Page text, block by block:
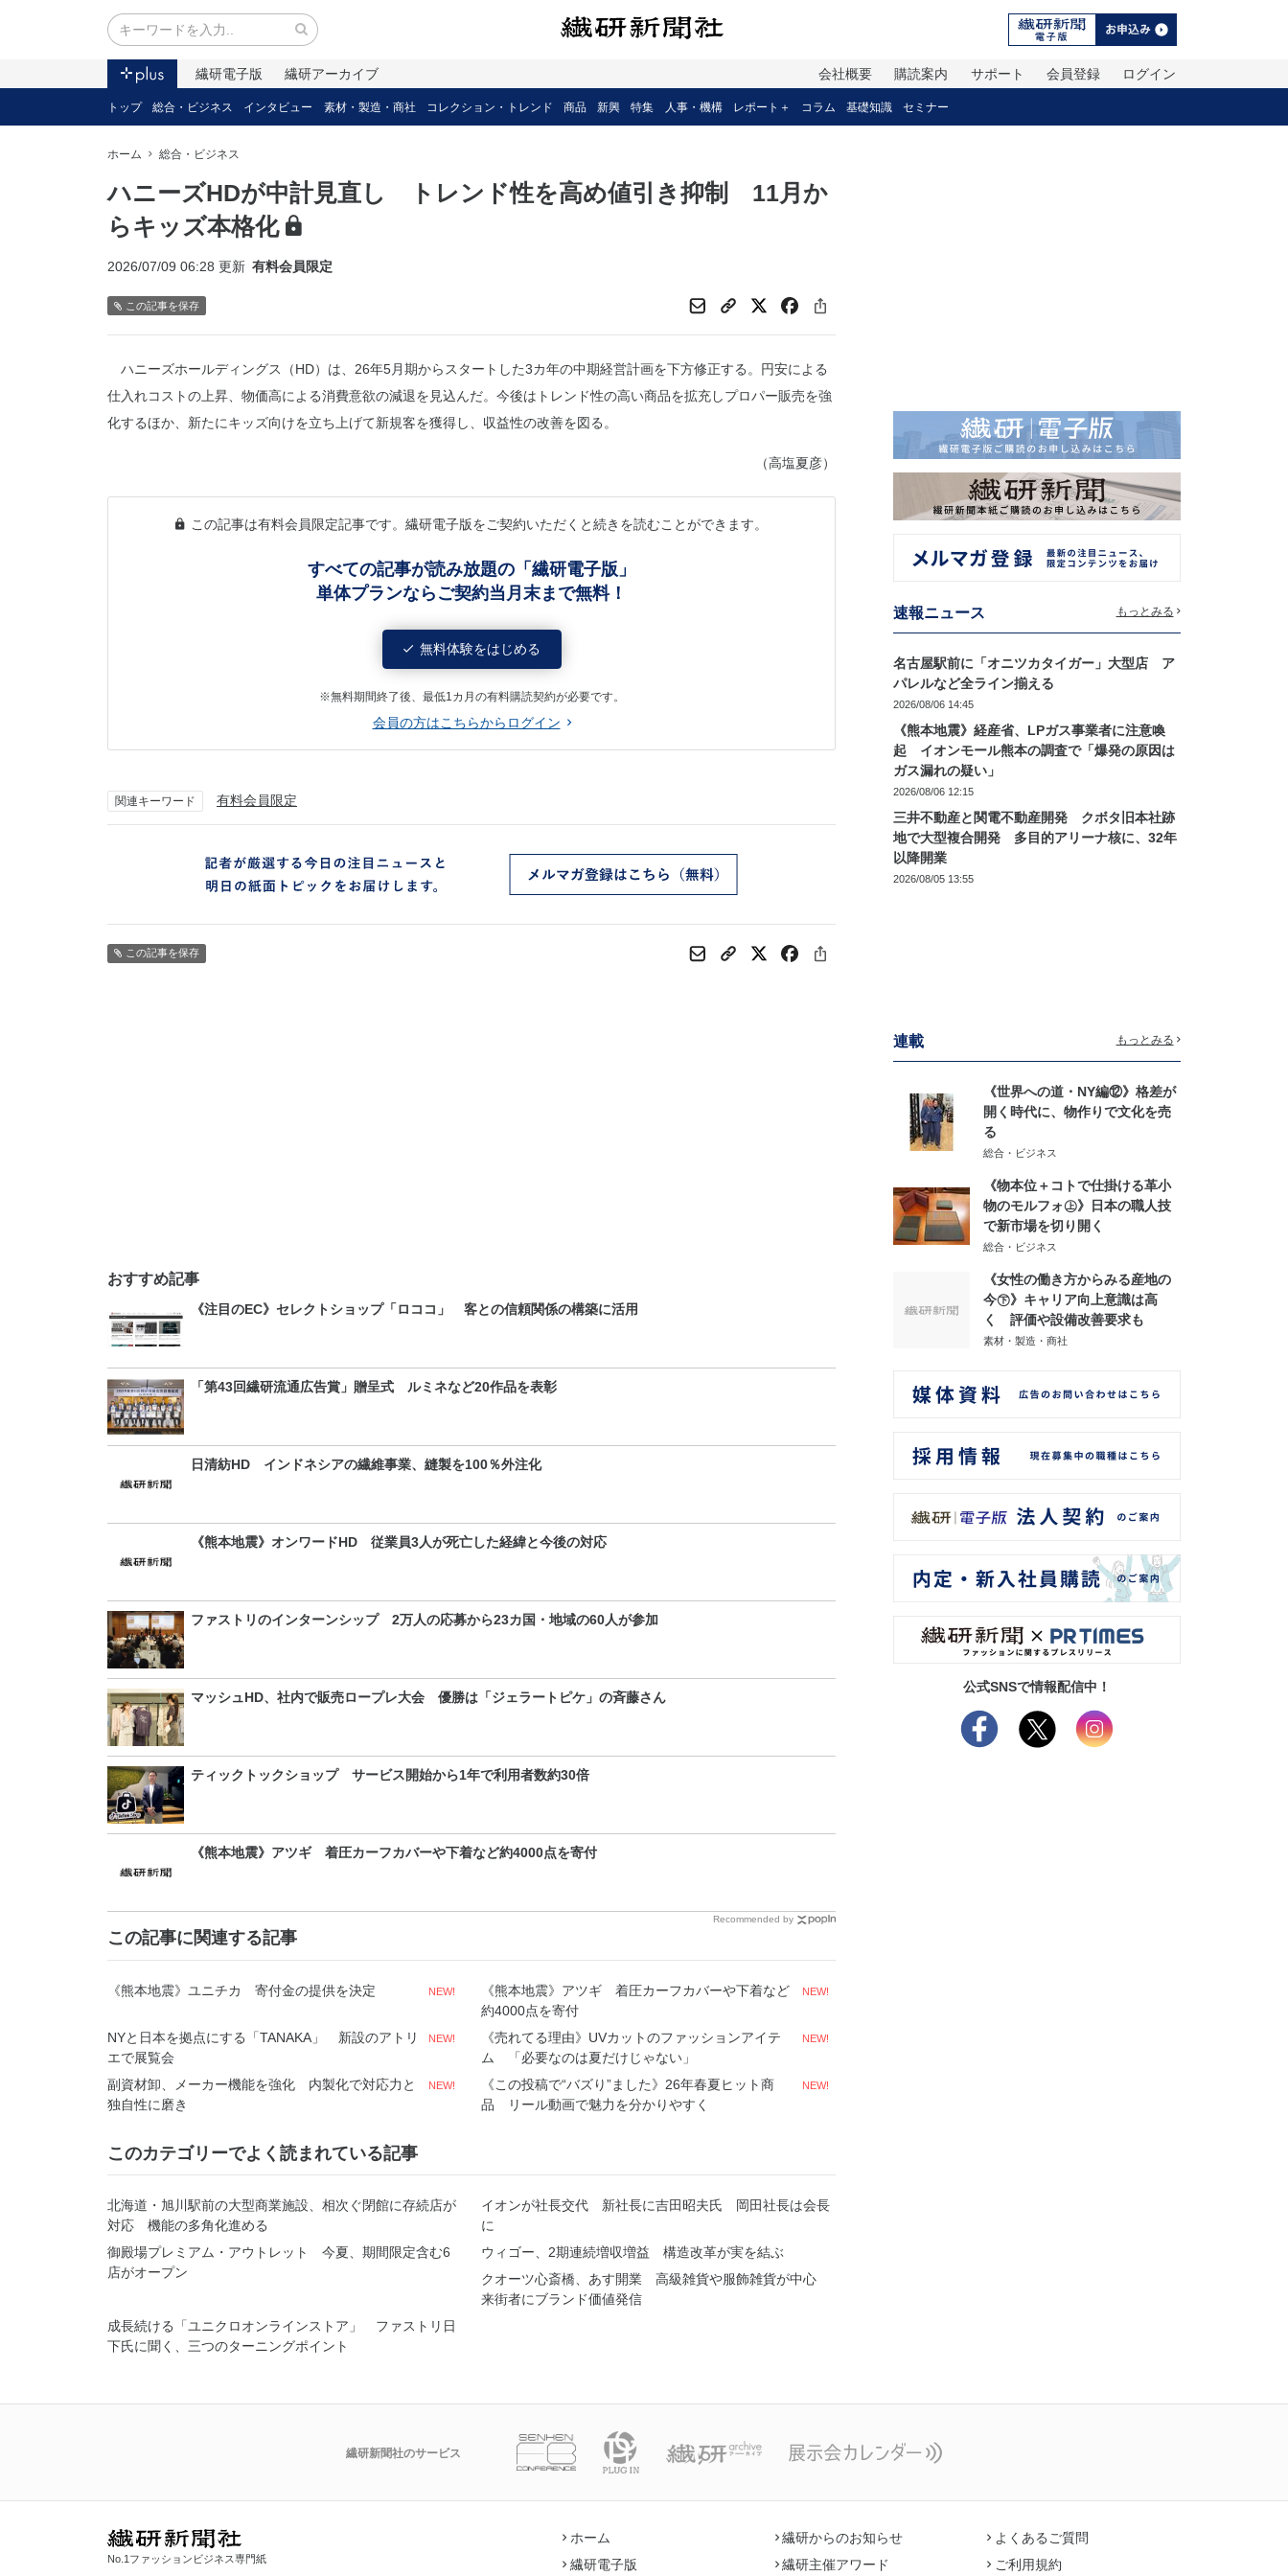
繊研電子版 繊研アーカイブ ログイン
会員登録
サポート
購読案内
会社概要
トップ 総合・ビジネス インタビュー 素材・製造・商社 コレクション・トレンド 商品 新興 特集 人事・機構 レポート＋ コラム 基礎知識 セミナー
ホーム 総合・ビジネス
ハニーズHDが中計見直し トレンド性を高め値引き抑制 11月か
らキッズ本格化
2026/07/09 06:28 更新 有料会員限定
この記事を保存
ハニーズホールディングス（HD）は、26年5月期からスタートした3カ年の中期経営計画を下方修正する。円安による
仕入れコストの上昇、物価高による消費意欲の減退を見込んだ。今後はトレンド性の高い商品を拡充しプロパー販売を強
化するほか、新たにキッズ向けを立ち上げて新規客を獲得し、収益性の改善を図る。
（高塩夏彦）
この記事は有料会員限定記事です。繊研電子版をご契約いただくと続きを読むことができます。
すべての記事が読み放題の「繊研電子版」
単体プランならご契約当月末まで無料！
無料体験をはじめる
※無料期間終了後、最低1カ月の有料購読契約が必要です。
会員の方はこちらからログイン
関連キーワード 有料会員限定
この記事を保存
おすすめ記事
《注目のEC》セレクトショップ「ロココ」 客との信頼関係の構築に活用
「第43回繊研流通広告賞」贈呈式 ルミネなど20作品を表彰
日清紡HD インドネシアの繊維事業、縫製を100％外注化
《熊本地震》オンワードHD 従業員3人が死亡した経緯と今後の対応
ファストリのインターンシップ 2万人の応募から23カ国・地域の60人が参加
マッシュHD、社内で販売ロープレ大会 優勝は「ジェラートピケ」の斉藤さん
ティックトックショップ サービス開始から1年で利用者数約30倍
《熊本地震》アツギ 着圧カーフカバーや下着など約4000点を寄付
Recommended by
この記事に関連する記事
《熊本地震》ユニチカ 寄付金の提供を決定 NEW!
《熊本地震》アツギ 着圧カーフカバーや下着など
約4000点を寄付
NEW!
NYと日本を拠点にする「TANAKA」 新設のアトリ
エで展覧会
NEW!
《売れてる理由》UVカットのファッションアイテ
ム 「必要なのは夏だけじゃない」
NEW!
副資材卸、メーカー機能を強化 内製化で対応力と
独自性に磨き
NEW!
《この投稿で“バズり”ました》26年春夏ヒット商
品 リール動画で魅力を分かりやすく
NEW!
このカテゴリーでよく読まれている記事
北海道・旭川駅前の大型商業施設、相次ぐ閉館に存続店が
対応 機能の多角化進める
イオンが社長交代 新社長に吉田昭夫氏 岡田社長は会長
に
御殿場プレミアム・アウトレット 今夏、期間限定含む6
店がオープン
ウィゴー、2期連続増収増益 構造改革が実を結ぶ
クオーツ心斎橋、あす開業 高級雑貨や服飾雑貨が中心
来街者にブランド価値発信
成長続ける「ユニクロオンラインストア」 ファストリ日
下氏に聞く、三つのターニングポイント
速報ニュース もっとみる
名古屋駅前に「オニツカタイガー」大型店 ア
パレルなど全ライン揃える
2026/08/06 14:45
《熊本地震》経産省、LPガス事業者に注意喚
起 イオンモール熊本の調査で「爆発の原因は
ガス漏れの疑い」
2026/08/06 12:15
三井不動産と関電不動産開発 クボタ旧本社跡
地で大型複合開発 多目的アリーナ核に、32年
以降開業
2026/08/05 13:55
連載 もっとみる
《世界への道・NY編⑫》格差が
開く時代に、物作りで文化を売
る
総合・ビジネス
《物本位＋コトで仕掛ける革小
物のモルフォ㊤》日本の職人技
で新市場を切り開く
総合・ビジネス
《女性の働き方からみる産地の
今㊦》キャリア向上意識は高
く 評価や設備改善要求も
素材・製造・商社
公式SNSで情報配信中！
繊研新聞社のサービス
No.1ファッションビジネス専門紙
ホーム
繊研電子版
繊研からのお知らせ
繊研主催アワード
よくあるご質問
ご利用規約